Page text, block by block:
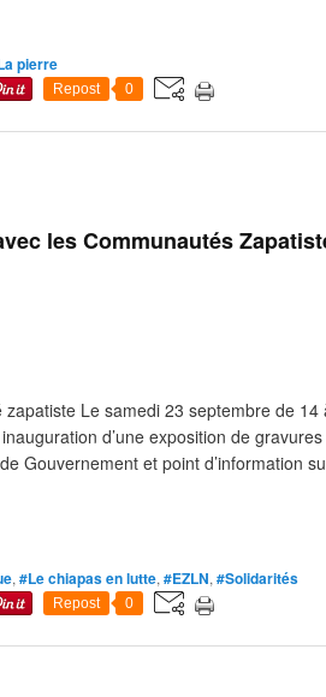
pierre
Repost 0
les Communautés
Le samedi 23 septembre de 14
d’une exposition de
Gouvernement et point d’information
, #Le chiapas en lutte, #EZLN, #Solidarités
Repost 0